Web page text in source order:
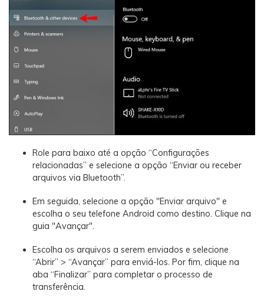
Role para baixo até a opção “Configurações
relacionadas” e selecione a opção “Enviar ou receber
arquivos via Bluetooth”.
Em seguida, selecione a opção "Enviar arquivo" e
escolha o seu telefone Android como destino. Clique na
guia "Avançar".
Escolha os arquivos a serem enviados e selecione
“Abrir” > “Avançar” para enviá-los. Por fim, clique na
aba “Finalizar” para completar o processo de
transferência.